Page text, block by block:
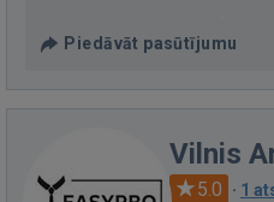
Piedāvāt pasūtījumu
Vilnis
5.0 · 1